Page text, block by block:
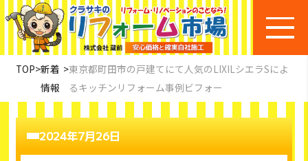
TOP>新着
情報
>東京都町田市の戸建てにて人気のLIXILシエラSによ
るキッチンリフォーム事例ビフォー
2024年7月26日